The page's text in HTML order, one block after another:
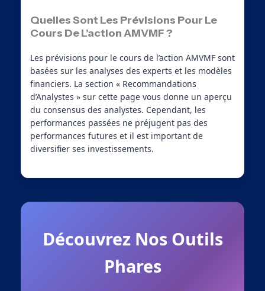
Quelles Sont Les Prévisions Pour Le
Cours De L’action AMVMF ?
Les prévisions pour le cours de l’action AMVMF sont
basées sur les analyses des experts et les modèles
financiers. La section « Recommandations
d’Analystes » sur cette page vous donne un aperçu
du consensus des analystes. Cependant, les
performances passées ne préjugent pas des
performances futures et il est important de
diversifier ses investissements.
Découvrez Nos Outils
Phares